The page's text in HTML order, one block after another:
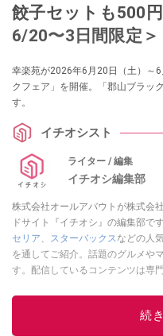
餃子セットも500
6/20〜3日間限定＞
幸楽苑が2026年6月20日（土）～
クフェア」を開催。「郡山ブラッ
す。
イチオシスト
ライター / 編集
イチオシ編集部
株式会社オールアバウトが株式会
ドサイト『イチオシ』の編集部です
セリア、 スターバックスなどの人
を通してご紹介。話題のグルメや
す。配信しているコンテンツは専
ニュースでフォロー
続